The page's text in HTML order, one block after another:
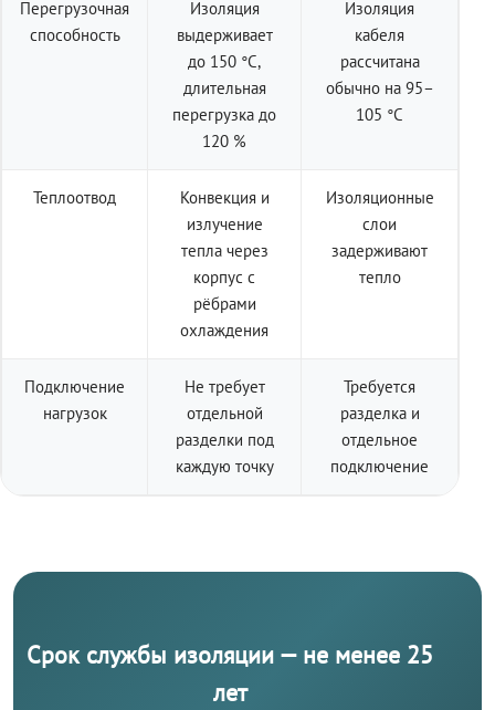
Перегрузочная
способность
Изоляция
выдерживает
до 150 °C,
длительная
перегрузка до
120 %
Изоляция
кабеля
рассчитана
обычно на 95–
105 °C
Теплоотвод
Конвекция и
излучение
тепла через
корпус с
рёбрами
охлаждения
Изоляционные
слои
задерживают
тепло
Подключение
нагрузок
Не требует
отдельной
разделки под
каждую точку
Требуется
разделка и
отдельное
подключение
Срок службы изоляции — не менее 25
лет